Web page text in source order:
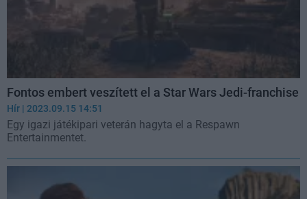
Fontos embert veszített el a Star Wars Jedi-franchise
Hír | 2023.09.15 14:51
Egy igazi játékipari veterán hagyta el a Respawn
Entertainmentet.